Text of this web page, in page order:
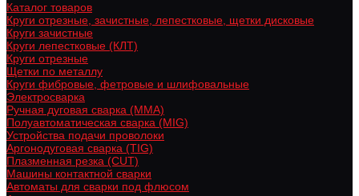
Каталог товаров
Круги отрезные, зачистные, лепестковые, щетки дисковые
Круги зачистные
Круги лепестковые (КЛТ)
Круги отрезные
Щетки по металлу
Круги фибровые, фетровые и шлифовальные
Электросварка
Ручная дуговая сварка (MMA)
Полуавтоматическая сварка (MIG)
Устройства подачи проволоки
Аргонодуговая сварка (TIG)
Плазменная резка (CUT)
Машины контактной сварки
Автоматы для сварки под флюсом